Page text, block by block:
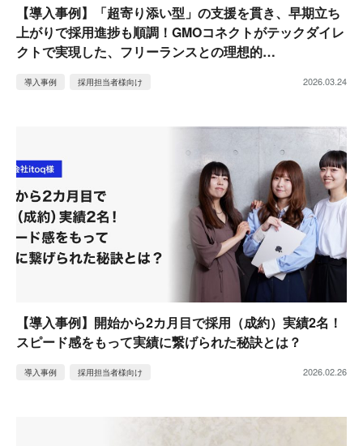
【導入事例】「超寄り添い型」の支援を貫き、早期立ち
上がりで採用進捗も順調！GMOコネクトがテックダイレ
クトで実現した、フリーランスとの理想的…
導入事例 採用担当者様向け 2026.03.24
【導入事例】開始から2カ月目で採用（成約）実績2名！
スピード感をもって実績に繋げられた秘訣とは？
導入事例 採用担当者様向け 2026.02.26